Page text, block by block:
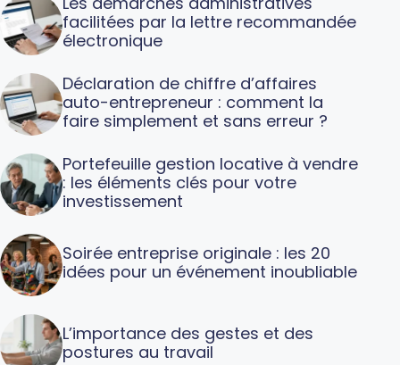
facilitées par la lettre recommandée
électronique
Déclaration de chiffre d’affaires
auto-entrepreneur : comment la
faire simplement et sans erreur ?
Portefeuille gestion locative à vendre
: les éléments clés pour votre
investissement
Soirée entreprise originale : les 20
idées pour un événement inoubliable
L’importance des gestes et des
postures au travail